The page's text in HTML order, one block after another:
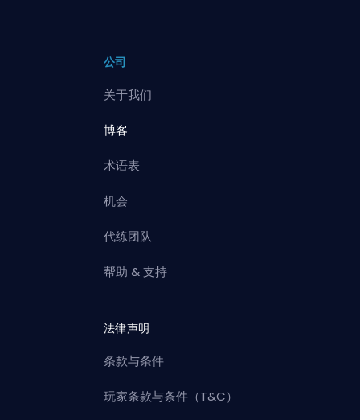
公司
关于我们
博客
术语表
机会
代练团队
帮助 & 支持
法律声明
条款与条件
玩家条款与条件（T&C）